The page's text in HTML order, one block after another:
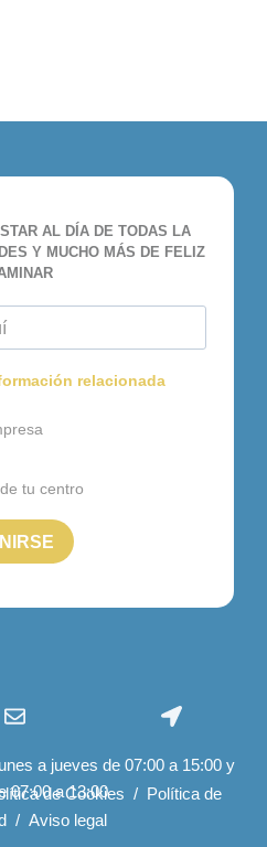
(Alicante)
España
a jueves de 07:00 a 15:00 y
07:00 a 13:00
de Cookies /
Política de
/ Aviso legal